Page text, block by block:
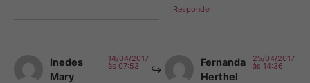
Responder
Inedes
Mary
14/04/2017
às 07:53
Fernanda
Herthel
25/04/2017
às 14:36